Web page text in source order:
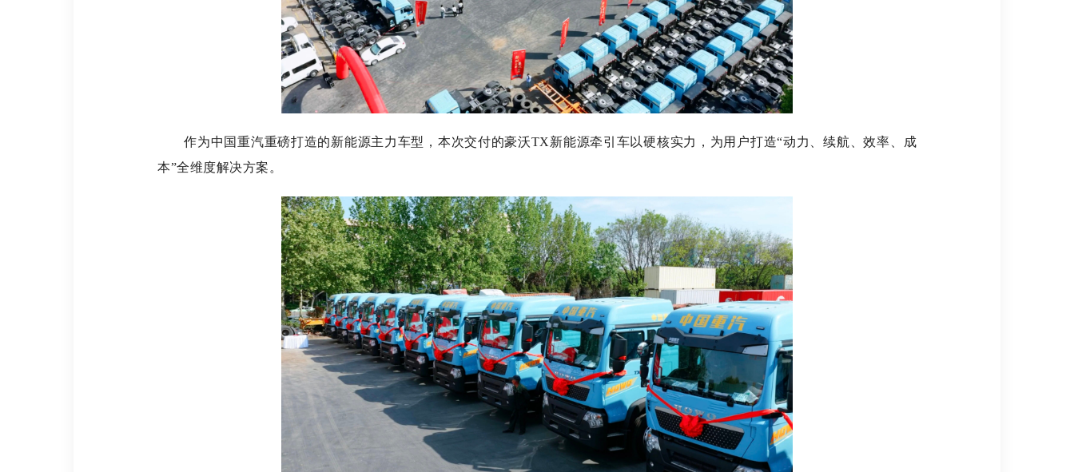
作为中国重汽重磅打造的新能源主力车型，本次交付的豪沃TX新能源牵引车以硬核实力，为用户打造“动力、续航、效率、成
本”全维度解决方案。